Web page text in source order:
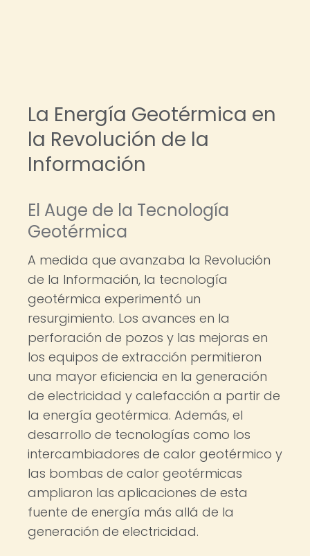
La Energía Geotérmica en
la Revolución de la
Información
El Auge de la Tecnología
Geotérmica
A medida que avanzaba la Revolución
de la Información, la tecnología
geotérmica experimentó un
resurgimiento. Los avances en la
perforación de pozos y las mejoras en
los equipos de extracción permitieron
una mayor eficiencia en la generación
de electricidad y calefacción a partir de
la energía geotérmica. Además, el
desarrollo de tecnologías como los
intercambiadores de calor geotérmico y
las bombas de calor geotérmicas
ampliaron las aplicaciones de esta
fuente de energía más allá de la
generación de electricidad.